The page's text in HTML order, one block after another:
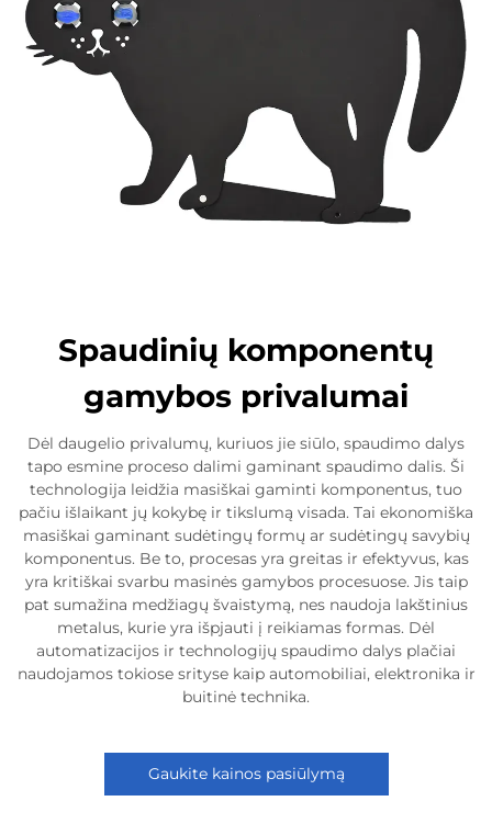
Vaizdo Įrašas
Susisiekite Su Mumis
Spaudinių komponentų
gamybos privalumai
Dėl daugelio privalumų, kuriuos jie siūlo, spaudimo dalys
tapo esmine proceso dalimi gaminant spaudimo dalis. Ši
technologija leidžia masiškai gaminti komponentus, tuo
pačiu išlaikant jų kokybę ir tikslumą visada. Tai ekonomiška
masiškai gaminant sudėtingų formų ar sudėtingų savybių
komponentus. Be to, procesas yra greitas ir efektyvus, kas
yra kritiškai svarbu masinės gamybos procesuose. Jis taip
pat sumažina medžiagų švaistymą, nes naudoja lakštinius
metalus, kurie yra išpjauti į reikiamas formas. Dėl
automatizacijos ir technologijų spaudimo dalys plačiai
naudojamos tokiose srityse kaip automobiliai, elektronika ir
buitinė technika.
Gaukite kainos pasiūlymą